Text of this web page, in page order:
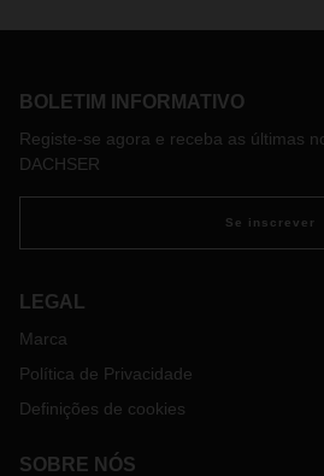
BOLETIM INFORMATIVO
Registe-se agora e receba as últimas
DACHSER
Se inscrever
LEGAL
Marca
Política de Privacidade
Definições de cookies
SOBRE NÓS